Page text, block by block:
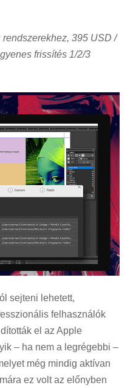
rendszerekhez,395 USD /
frissítés 1/2/3
sejteni lehetett,
felhasználók
el az Apple
– ha nem a legrégebbi –
még mindig aktívan
ez volt az előnyben